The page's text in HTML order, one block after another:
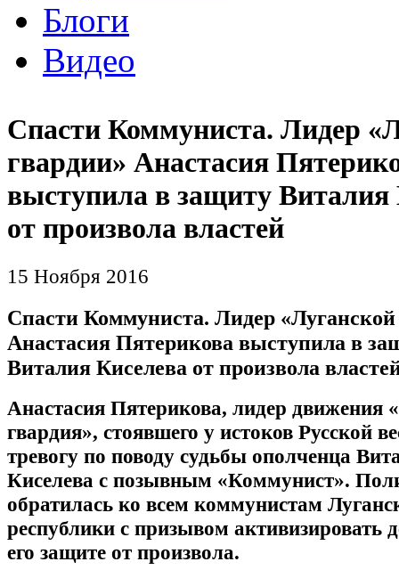
Блоги
Видео
Спасти Коммуниста. Лидер
гвардии» Анастасия
выступила в защиту Виталия
от произвола властей
15 Ноября 2016
Спасти Коммуниста. Лидер «Луганской
Анастасия Пятерикова выступила в
Виталия Киселева от произвола
Анастасия Пятерикова, лидер движения
гвардия», стоявшего у истоков Русской
тревогу по поводу судьбы ополченца
Киселева с позывным «Коммунист».
обратилась ко всем коммунистам
республики с призывом активизировать
его защите от произвола.